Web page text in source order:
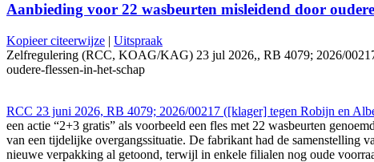
Aanbieding voor 22 wasbeurten misleidend door
Kopieer citeerwijze | Uitspraak
Zelfregulering (RCC, KOAG/KAG) 23 jul 2026,, RB 4079; 2026/
oudere-flessen-in-het-schap
RCC 23 juni 2026, RB 4079; 2026/00217 ([klager] tegen Robijn en
een actie “2+3 gratis” als voorbeeld een fles met 22 wasbeurten
van een tijdelijke overgangssituatie. De fabrikant had de samenstelling
nieuwe verpakking al getoond, terwijl in enkele filialen nog oude